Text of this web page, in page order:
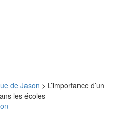
de Jason > L’importance d’un
les écoles